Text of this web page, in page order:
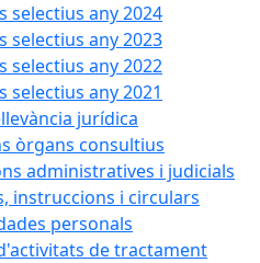
selectius any 2024
selectius any 2023
selectius any 2022
selectius any 2021
jurídica
òrgans consultius
administratives i judicials
instruccions i circulars
personals
de tractament